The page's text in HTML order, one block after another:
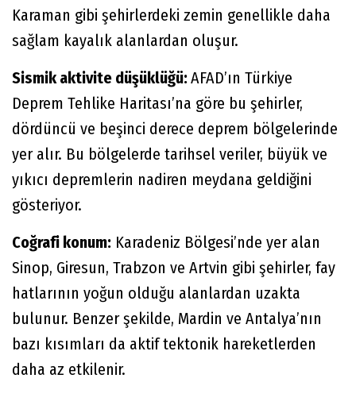
Karaman gibi şehirlerdeki zemin genellikle daha
sağlam kayalık alanlardan oluşur.
Sismik aktivite düşüklüğü:AFAD’ın Türkiye
Deprem Tehlike Haritası’na göre bu şehirler,
dördüncü ve beşinci derece deprem bölgelerinde
yer alır. Bu bölgelerde tarihsel veriler, büyük ve
yıkıcı depremlerin nadiren meydana geldiğini
gösteriyor.
Coğrafi konum: Karadeniz Bölgesi’nde yer alan
Sinop, Giresun, Trabzon ve Artvin gibi şehirler, fay
hatlarının yoğun olduğu alanlardan uzakta
bulunur. Benzer şekilde, Mardin ve Antalya’nın
bazı kısımları da aktif tektonik hareketlerden
daha az etkilenir.